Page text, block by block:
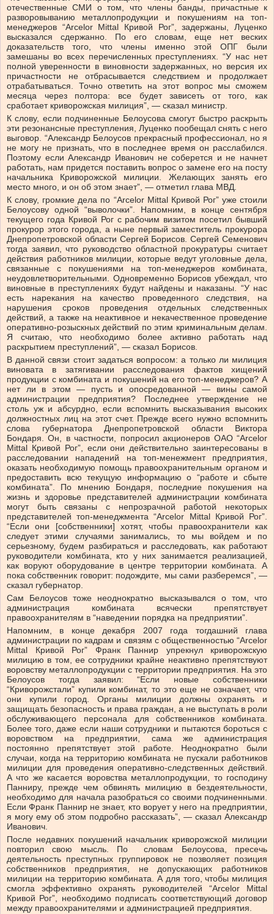
отечественные СМИ о том, что члены банды, причастные к
разворовыванию металлопродукции и покушениям на топ-
менеджеров “Arcelor Mittal Кривой Рог”, задержаны, Луценко
высказался сдержанно. По его словам, еще нет веских
доказательств того, что члены именно этой ОПГ были
замешаны во всех перечисленных преступлениях. “У нас нет
полной уверенности в виновности задержанных, но версия их
причастности не отбрасывается следствием и продолжает
отрабатываться. Точно ответить на этот вопрос мы сможем
месяца через полтора: все будет зависеть от того, как
сработает криворожская милиция”, — сказал министр.
К слову, если подчиненные Белоусова смогут быстро раскрыть
эти резонансные преступления, Луценко пообещал снять с него
выговор. “Александр Белоусов прекрасный профессионал, но я
не могу не признать, что в последнее время он расслабился.
Поэтому если Александр Иванович не соберется и не начнет
работать, нам придется поставить вопрос о замене его на посту
начальника Криворожской милиции. Желающих занять его
место много, и он об этом знает”, — отметил глава МВД.
К слову, громкие дела по “Arcelor Mittal Кривой Рог” уже стоили
Белоусову одной “выволочки”. Напомним, в конце сентября
текущего года Кривой Рог с рабочим визитом посетил бывший
прокурор этого города, а ныне первый заместитель прокурора
Днепропетровской области Сергей Борисов. Сергей Семенович
тогда заявил, что руководство областной прокуратуры считает
действия работников милиции, которые ведут уголовные дела,
связанные с покушениями на топ-менеджеров комбината,
неудовлетворительными. Одновременно Борисов убеждал, что
виновные в преступлениях будут найдены и наказаны. “У нас
есть нарекания на качество проведенного следствия, на
нарушения сроков проведения отдельных следственных
действий, а также на неактивное и некачественное проведение
оперативно-розыскных действий по этим криминальным делам.
Я считаю, что необходимо более активно работать над
раскрытием преступлений”, — сказал Борисов.
В данной связи стоит задаться вопросом: а только ли милиция
виновата в затягивании расследования фактов хищений
продукции с комбината и покушений на его топ-менеджеров? А
нет ли в этом — пусть и опосредованной — вины самой
администрации предприятия? Последнее утверждение не
столь уж и абсурдно, если вспомнить высказывания высоких
должностных лиц на этот счет. Прежде всего нужно вспомнить
слова губернатора Днепропетровской области Виктора
Бондаря. Он, в частности, попросил акционеров ОАО “Arcelor
Mittal Кривой Рог”, если они действительно заинтересованы в
расследовании нападений на топ-менежмент предприятия,
оказать необходимую помощь правоохранительным органом и
предоставить всю текущую информацию о “работе и сбыте
комбината”. По мнению Бондаря, последние покушения на
жизнь и здоровье представителей администрации комбината
могут быть связаны с непрозрачной работой некоторых
представителей топ-менеджмента “Arcelor Mittal Кривой Рог”.
“Если они [собственники] хотят, чтобы правоохранители как
следует этими случаями занимались, то мы войдем и по
серьезному, будем разбираться и расследовать, как работают
руководители комбината, кто у них занимается реализацией,
как воруют оборудование в центре территории комбината. А
пока собственник говорит: подождите, мы сами разберемся”, —
сказал губернатор.
Сам Белоусов тоже неоднократно высказывался о том, что
администрация комбината всячески препятствует
правоохранителям в “наведении порядка на предприятии”.
Напомним, в конце декабря 2007 года тогдашний глава
администрации по кадрам и связям с общественностью “Arcelor
Mittal Кривой Рог” Франк Паннир упрекнул криворожскую
милицию в том, ее сотрудники крайне неактивно препятствуют
воровству металлопродукции с территории предприятия. На это
Белоусов тогда заявил: “Если новые собственники
“Криворожстали” купили комбинат, то это еще не означает, что
они купили город. Органы милиции должны охранять и
защищать безопасность и права граждан, а не выступать в роли
обслуживающего персонала для собственников комбината.
Более того, даже если наши сотрудники и пытаются бороться с
воровством на предприятии, сама же администрация
постоянно препятствует этой работе. Неоднократно были
случаи, когда на территорию комбината не пускали работников
милиции для проведения оперативно-следственных действий.
А что же касается воровства металлопродукции, то господину
Панниру, прежде чем обвинять милицию в бездеятельности,
необходимо для начала разобраться со своими подчиненными.
Если Франк Паннир не знает, кто ворует у него на предприятии,
я могу ему об этом подробно рассказать”, — сказал Александр
Иванович.
После недавних покушений начальник криворожской милиции
повторил свою мысль. По словам Белоусова, пресечь
деятельность преступных группировок не позволяет позиция
собственников предприятия, не допускающих работников
милиции на территорию комбината. А для того, чтобы милиция
смогла эффективно охранять руководителей “Arcelor Mittal
Кривой Рог”, необходимо подписать соответствующий договор
между правоохранителями и администрацией предприятия.